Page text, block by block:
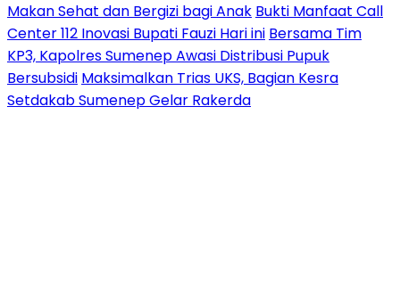
Makan Sehat dan Bergizi bagi Anak Bukti Manfaat Call
Center 112 Inovasi Bupati Fauzi Hari ini Bersama Tim
KP3, Kapolres Sumenep Awasi Distribusi Pupuk
Bersubsidi Maksimalkan Trias UKS, Bagian Kesra
Setdakab Sumenep Gelar Rakerda